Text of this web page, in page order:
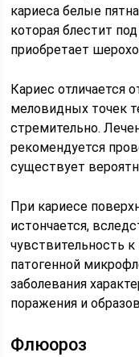
кариеса белые
которая блестит
приобретает
Кариес отличается
меловидных точек
стремительно.
рекомендуется
существует
При кариесе
истончается,
чувствительность
патогенной
заболевания
поражения и
Флюороз